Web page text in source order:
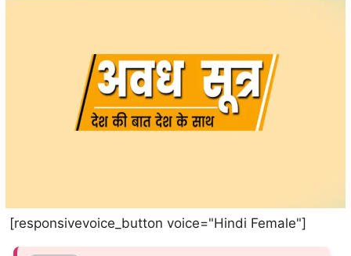
[responsivevoice_button voice="Hindi Female"]